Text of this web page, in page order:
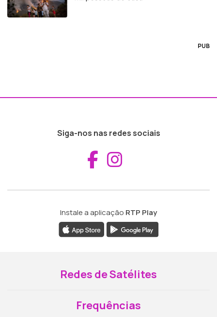
PUB
Siga-nos nas redes sociais
Aceder ao
Instale a aplicação RTP Play
Redes de Satélites
Frequências